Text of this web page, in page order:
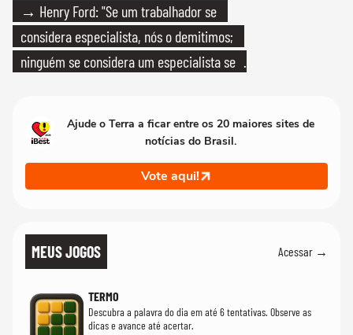
→ Henry Ford: "Se um trabalhador se
considera especialista, nós o demitimos;
ninguém se considera um especialista se
Ajude o Terra a ficar entre os 20 maiores sites de
notícias do Brasil.
Vote aqui!
MEUS JOGOS Acessar →
TERMO
Descubra a palavra do dia em até 6 tentativas. Observe as
dicas e avance até acertar.